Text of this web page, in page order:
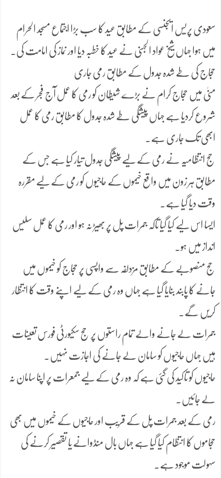
سعودی پریس ایجنسی کے مطابق عید کا سب بڑا اجتماع مسجد الحرام
میں ہوا جہاں شیخ عواد الجہنی نے عید کا خطبہ دیا اور نماز کی امامت کی۔
حجاج کی طے شدہ جدول کے مطابق رمی جاری
منیٰ میں حجاج کرام نے بڑے شیطان کو رمی کا عمل آج فجر کے بعد
شروع کردیا ہے جہاں پیشگی طے شدہ جدول کا مطابق رمی کا عمل
ابھی تک جاری ہے۔
حج انتظامیہ نے رمی کے لیے پیشگی جدول تیار کیا ہے جس کے
مطابق ہر زون میں واقع خیموں کے حاجیوں کو رمی کے لیے مقررہ
وقت دیا گیا ہے۔
ایسا اس لیے کیا گیا تاکہ جمرات پل پر بھیڑ نہ ہو اور رمی کا عمل سلیس
انداز میں ہو۔
حج منصوبے کے مطابق مزدلفہ سے واپسی پر حجاج کو خیموں میں
جانے کا پابند بنایا گیا ہے جہاں وہ رمی کے لیے اپنے وقت کا انتظار
کریں گے۔
جمرات لے جانے والے تمام راستوں پر حج سکیورٹی فورس تعینات
ہیں جہاں حاجیوں کو سامان لے جانے کی اجازت نہیں۔
حاجیوں کو تاکید کی گئی ہے کہ وہ رمی کے لیے جمعرات پر اپنا سامان نہ
لے جائیں۔
رمی کے بعد جمرات پل کے قریب اور حاجیوں کے خیموں میں بھی
حجاموں کا انتظام کیا گیا ہے جہاں بال منڈوانے یا تقصیر کرنے کی
سہولت موجود ہے۔